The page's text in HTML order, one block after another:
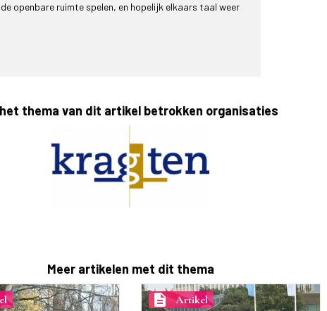
openbare ruimte spelen, en hopelijk elkaars taal weer
thema van dit artikel betrokken organisaties
Meer artikelen met dit thema
description Artikel